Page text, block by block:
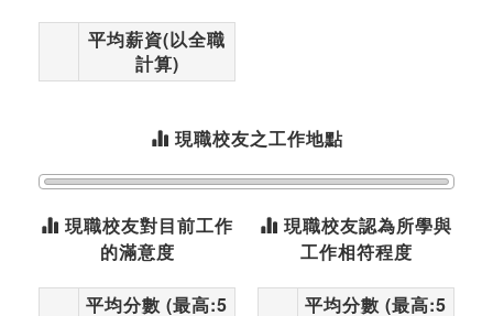
平均薪資(以全職
計算)
現職校友之工作地點
現職校友對目前工作
的滿意度
現職校友認為所學與
工作相符程度
平均分數 (最高:5
平均分數 (最高:5